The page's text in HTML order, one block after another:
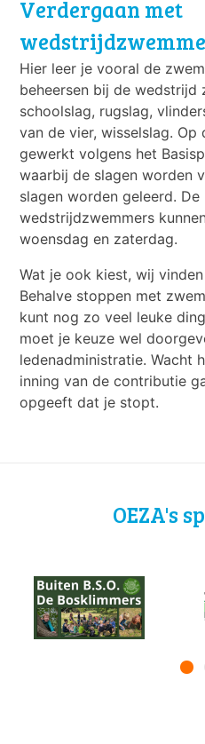
Verdergaan met
Hier leer je vooral de
beheersen bij de
schoolslag, rugslag,
van de vier, wisselslag.
gewerkt volgens het
waarbij de slagen worden
slagen worden geleerd. De
wedstrijdzwemmers
woensdag en zaterdag.
Wat je ook kiest, wij
Behalve stoppen met
kunt nog zo veel leuke
moet je keuze wel
ledenadministratie. Wacht
inning van de contributie
opgeeft dat je stopt.
OEZA's